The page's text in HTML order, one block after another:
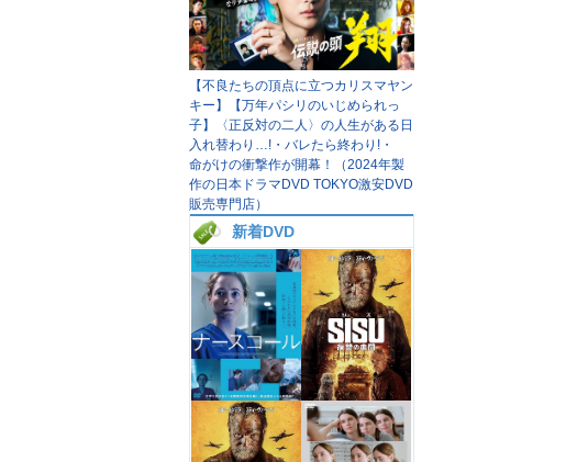
【不良たちの頂点に立つカリスマヤン
キー】【万年パシリのいじめられっ
子】〈正反対の二人〉の人生がある日
入れ替わり…!・バレたら終わり!・
命がけの衝撃作が開幕！（2024年製
作の日本ドラマDVD TOKYO激安DVD
販売専門店）
新着DVD